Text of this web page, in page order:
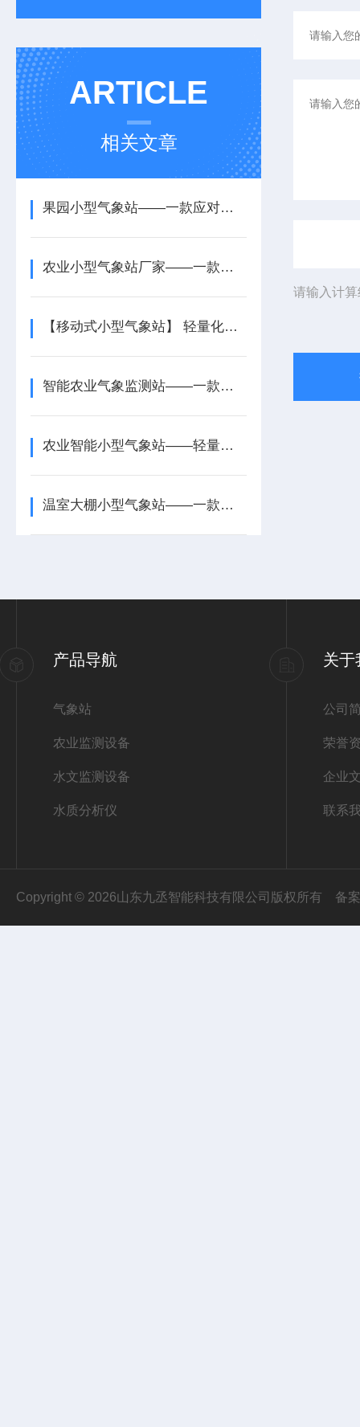
ARTICLE
相关文章
果园小型气象站——一款应对恶劣天气的农村农业气象监测站2025+派+送
农业小型气象站厂家——一款长期可靠运行的太阳能智能农业气象站2025+派+送
【移动式小型气象站】 轻量化便携设计 户外应急气象监测专用设备
智能农业气象监测站——一款监测拓展需求的智慧农业小型气象站2026+派+送
农业智能小型气象站——轻量化实现农田精准气象监测
温室大棚小型气象站——一款掌握环境异常的农业小气候观测站2026+派+送
请输入计
产品导航
气象站
农业监测设备
水文监测设备
水质分析仪
关于
公司
荣誉
企业
联系
Copyright © 2026山东九丞智能科技有限公司版权所有 备